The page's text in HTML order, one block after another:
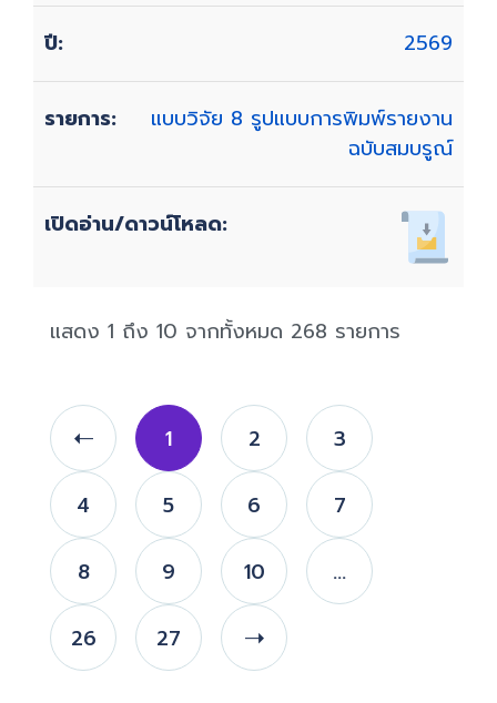
2569
แบบวิจัย 8 รูปแบบการพิมพ์รายงาน
ฉบับสมบรูณ์
แสดง 1 ถึง 10 จากทั้งหมด 268 รายการ
1 2 3
4 5 6 7
8 9 10 ...
26 27